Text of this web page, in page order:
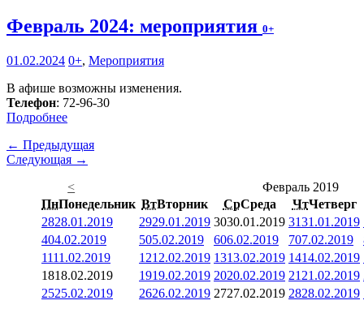
Февраль 2024: мероприятия 0+
01.02.2024 0+, Мероприятия
В афише возможны изменения.
Телефон: 72-96-30
Подробнее
← Предыдущая
Следующая →
<
Февраль 2019
ПнПонедельник ВтВторник СрСреда ЧтЧетверг
2828.01.2019 2929.01.2019 3030.01.2019 3131.01.2019
404.02.2019 505.02.2019 606.02.2019 707.02.2019
1111.02.2019 1212.02.2019 1313.02.2019 1414.02.2019
1818.02.2019 1919.02.2019 2020.02.2019 21 21.02.2019
2525.02.2019 2626.02.2019 2727.02.2019 2828.02.2019